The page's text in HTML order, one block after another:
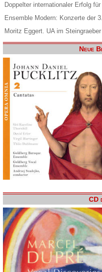
Doppelter internationaler Erfolg
Ensemble Modern: Konzerte der
Moritz Eggert. UA im
Neue
CD